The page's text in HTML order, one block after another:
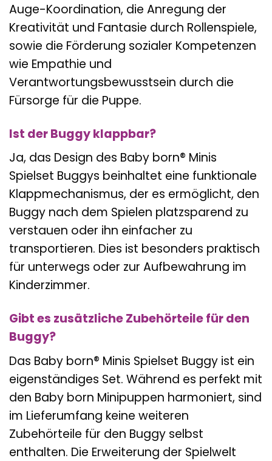
Auge-Koordination, die Anregung der
Kreativität und Fantasie durch Rollenspiele,
sowie die Förderung sozialer Kompetenzen
wie Empathie und
Verantwortungsbewusstsein durch die
Fürsorge für die Puppe.
Ist der Buggy klappbar?
Ja, das Design des Baby born® Minis
Spielset Buggys beinhaltet eine funktionale
Klappmechanismus, der es ermöglicht, den
Buggy nach dem Spielen platzsparend zu
verstauen oder ihn einfacher zu
transportieren. Dies ist besonders praktisch
für unterwegs oder zur Aufbewahrung im
Kinderzimmer.
Gibt es zusätzliche Zubehörteile für den
Buggy?
Das Baby born® Minis Spielset Buggy ist ein
eigenständiges Set. Während es perfekt mit
den Baby born Minipuppen harmoniert, sind
im Lieferumfang keine weiteren
Zubehörteile für den Buggy selbst
enthalten. Die Erweiterung der Spielwelt